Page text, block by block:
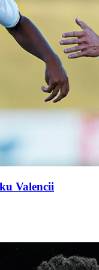
Valencii